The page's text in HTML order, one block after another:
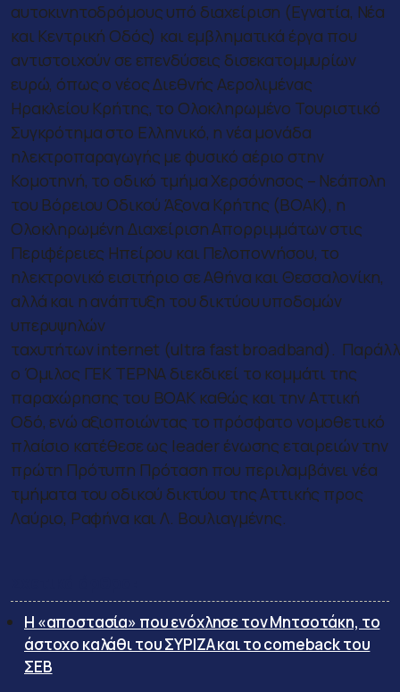
αυτοκινητοδρόμους υπό διαχείριση (Εγνατία, Νέα
και Κεντρική Οδός) και εμβληματικά έργα που
αντιστοιχούν σε επενδύσεις δισεκατομμυρίων
ευρώ, όπως ο νέος Διεθνής Αερολιμένας
Ηρακλείου Κρήτης, το Ολοκληρωμένο Τουριστικό
Συγκρότημα στο Ελληνικό, η νέα μονάδα
ηλεκτροπαραγωγής με φυσικό αέριο στην
Κομοτηνή, το οδικό τμήμα Χερσόνησος – Νεάπολη
του Βόρειου Οδικού Άξονα Κρήτης (ΒΟΑΚ), η
Ολοκληρωμένη Διαχείριση Απορριμμάτων στις
Περιφέρειες Ηπείρου και Πελοποννήσου, το
ηλεκτρονικό εισιτήριο σε Αθήνα και Θεσσαλονίκη,
αλλά και η ανάπτυξη του δικτύου υποδομών
υπερυψηλών
ταχυτήτων internet (ultra fast broadband).
ο Όμιλος ΓΕΚ ΤΕΡΝΑ διεκδικεί το κομμάτι της
παραχώρησης του ΒΟΑΚ καθώς και την Αττική
Οδό, ενώ αξιοποιώντας το πρόσφατο νομοθετικό
πλαίσιο κατέθεσε ως leader ένωσης εταιρειών την
πρώτη Πρότυπη Πρόταση που περιλαμβάνει νέα
τμήματα του οδικού δικτύου της Αττικής προς
Λαύριο, Ραφήνα και Λ. Βουλιαγμένης.
Η «αποστασία» που ενόχλησε τον Μητσοτάκη, το
άστοχο καλάθι του ΣΥΡΙΖΑ και το comeback του
ΣΕΒ